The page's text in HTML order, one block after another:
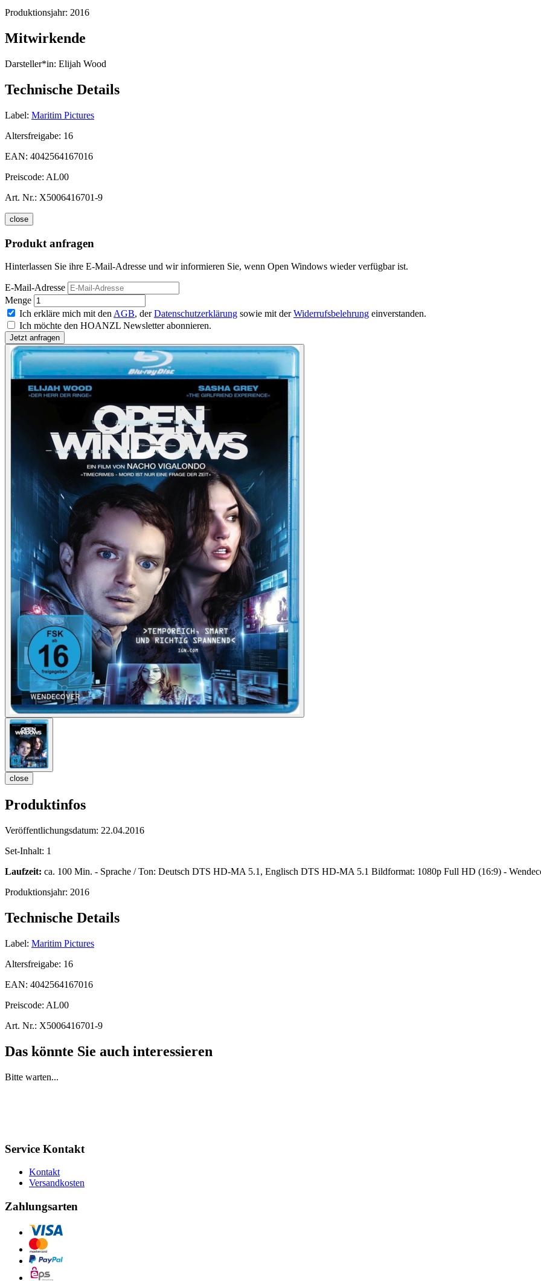
Produktionsjahr: 2016
Mitwirkende
Darsteller*in: Elijah Wood
Technische Details
Label: Maritim Pictures
Altersfreigabe: 16
EAN: 4042564167016
Preiscode: AL00
Art. Nr.: X5006416701-9
close
Produkt anfragen
Hinterlassen Sie ihre E-Mail-Adresse und wir informieren Sie, wenn Open Windows wieder verfügbar ist.
E-Mail-Adresse
Menge
Ich erkläre mich mit den AGB, derDatenschutzerklärung sowie mit derWiderrufsbelehrung einverstanden.
Ich möchte den HOANZL Newsletter abonnieren.
close
Produktinfos
Veröffentlichungsdatum: 22.04.2016
Set-Inhalt: 1
Laufzeit: ca. 100 Min. - Sprache / Ton: Deutsch DTS HD-MA 5.1, Englisch DTS HD-MA 5.1 Bildformat: 1080p Full HD (16:9) -
Produktionsjahr: 2016
Technische Details
Label: Maritim Pictures
Altersfreigabe: 16
EAN: 4042564167016
Preiscode: AL00
Art. Nr.: X5006416701-9
Das könnte Sie auch interessieren
Bitte warten...
Service Kontakt
Kontakt
Versandkosten
Zahlungsarten